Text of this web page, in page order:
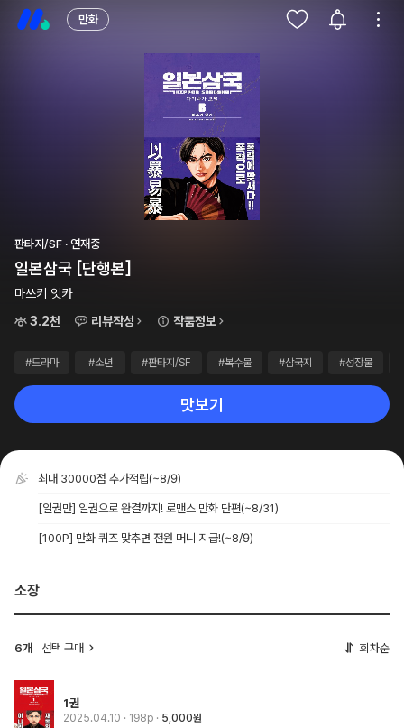
만화
판타지/SF · 연재중
일본삼국 [단행본]
마쓰키 잇카
3.2천
리뷰작성 작품정보
#드라마 #소년 #판타지/SF #복수물 #삼국지 #성장물
맛보기
최대 30000점 추가적립(~8/9)
[일권만] 일권으로 완결까지! 로맨스 만화 단편(~8/31)
[100P] 만화 퀴즈 맞추면 전원 머니 지급!(~8/9)
소장
6개 선택 구매 회차순
1권
2025.04.10 · 198p 5,000원